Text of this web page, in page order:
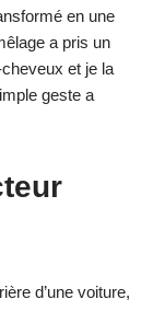
en une
a pris un
et je la
geste a